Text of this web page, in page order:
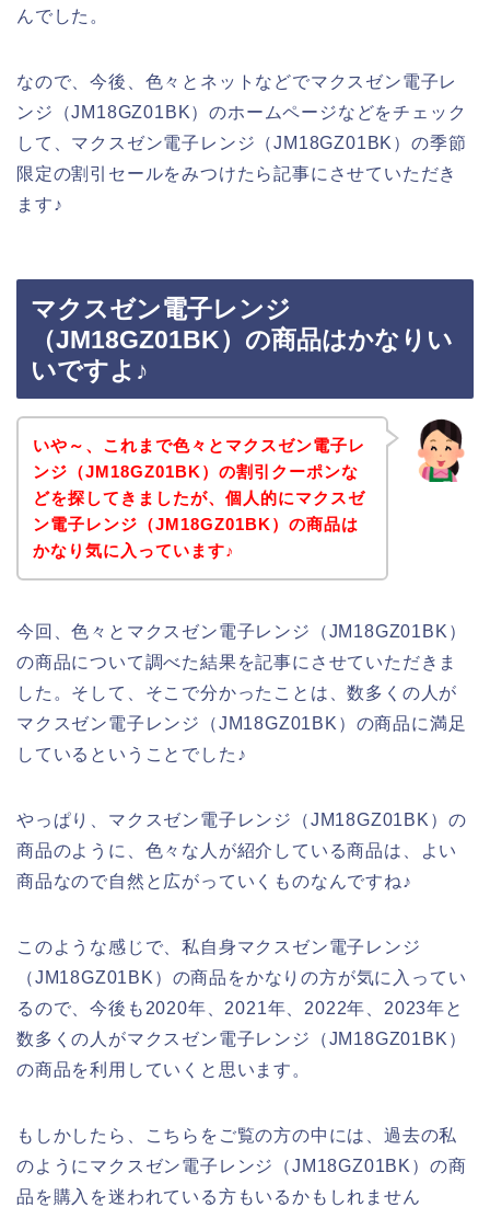
んでした。
なので、今後、色々とネットなどでマクスゼン電子レ
ンジ（JM18GZ01BK）のホームページなどをチェック
して、マクスゼン電子レンジ（JM18GZ01BK）の季節
限定の割引セールをみつけたら記事にさせていただき
ます♪
マクスゼン電子レンジ
（JM18GZ01BK）の商品はかなりい
いですよ♪
いや～、これまで色々とマクスゼン電子レ
ンジ（JM18GZ01BK）の割引クーポンな
どを探してきましたが、個人的にマクスゼ
ン電子レンジ（JM18GZ01BK）の商品は
かなり気に入っています♪
今回、色々とマクスゼン電子レンジ（JM18GZ01BK）
の商品について調べた結果を記事にさせていただきま
した。そして、そこで分かったことは、数多くの人が
マクスゼン電子レンジ（JM18GZ01BK）の商品に満足
しているということでした♪
やっぱり、マクスゼン電子レンジ（JM18GZ01BK）の
商品のように、色々な人が紹介している商品は、よい
商品なので自然と広がっていくものなんですね♪
このような感じで、私自身マクスゼン電子レンジ
（JM18GZ01BK）の商品をかなりの方が気に入ってい
るので、今後も2020年、2021年、2022年、2023年と
数多くの人がマクスゼン電子レンジ（JM18GZ01BK）
の商品を利用していくと思います。
もしかしたら、こちらをご覧の方の中には、過去の私
のようにマクスゼン電子レンジ（JM18GZ01BK）の商
品を購入を迷われている方もいるかもしれません